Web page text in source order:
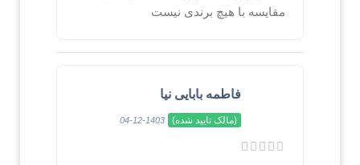
مقایسه با هیچ برندی نیست
فاطمه بابایی نیا
(مالک تایید شده) 1403-12-04